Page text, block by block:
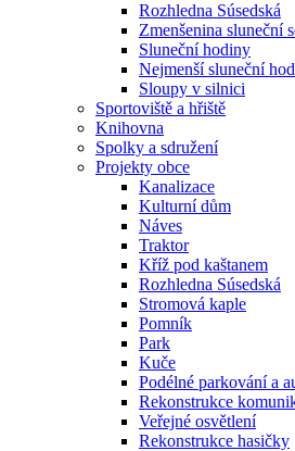
Rozhledna Súsedská
Zmenšenina sluneční
Sluneční hodiny
Nejmenší sluneční
Sloupy v silnici
Sportoviště a hřiště
Knihovna
Spolky a sdružení
Projekty obce
Kanalizace
Kulturní dům
Náves
Traktor
Kříž pod kaštanem
Rozhledna Súsedská
Stromová kaple
Pomník
Park
Kuče
Podélné parkování a
Rekonstrukce
Veřejné osvětlení
Rekonstrukce hasičky